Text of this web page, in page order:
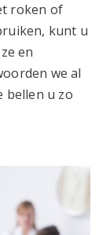
roken of
kunt u
en
we al
bellen u zo